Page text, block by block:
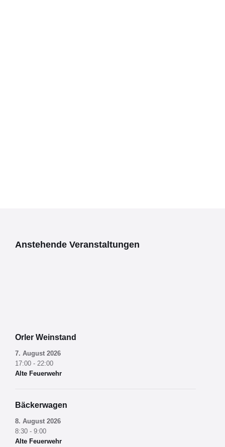
Anstehende Veranstaltungen
Orler Weinstand
7. August 2026
17:00 - 22:00
Alte Feuerwehr
Bäckerwagen
8. August 2026
8:30 - 9:00
Alte Feuerwehr